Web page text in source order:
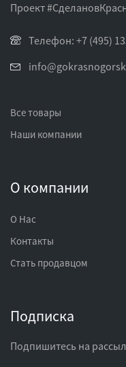
Проект
Телефон: +7 (495)
Все товары
Наши компании
О компании
О Нас
Контакты
Стать продавцом
Подписка
Подпишитесь на